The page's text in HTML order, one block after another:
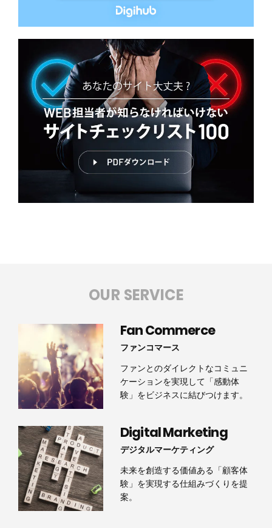
OUR SERVICE
Fan Commerce
ファンコマース
ファンとのダイレクトなコミュニ
ケーションを実現して「感動体
験」をビジネスに結びつけます。
Digital Marketing
デジタルマーケティング
未来を創造する価値ある「顧客体
験」を実現する仕組みづくりを提
案。